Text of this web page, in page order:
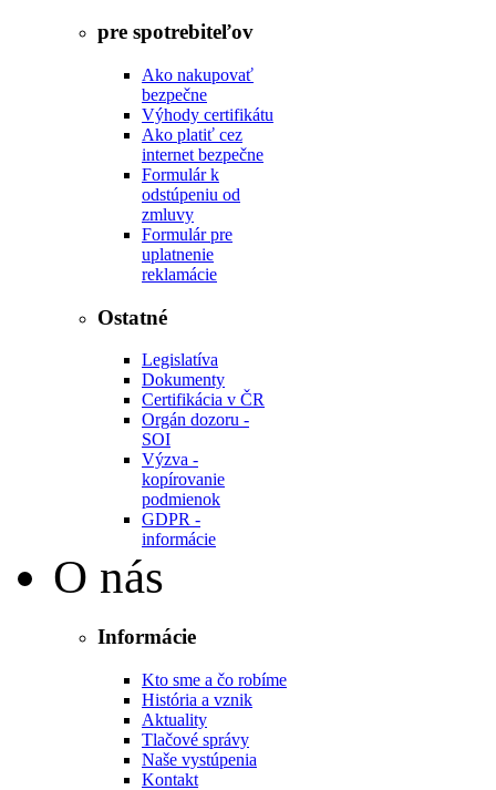
pre spotrebiteľov
Ako nakupovať
bezpečne
Výhody certifikátu
Ako platiť cez
internet bezpečne
Formulár k
odstúpeniu od
zmluvy
Formulár pre
uplatnenie
reklamácie
Ostatné
Legislatíva
Dokumenty
Certifikácia v ČR
Orgán dozoru -
SOI
Výzva -
kopírovanie
podmienok
GDPR -
informácie
O nás
Informácie
Kto sme a čo robíme
História a vznik
Aktuality
Tlačové správy
Naše vystúpenia
Kontakt